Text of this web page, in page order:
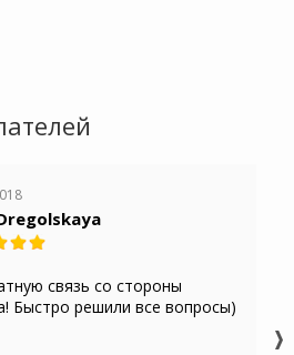
связь со стороны
Быстро решили все вопросы)